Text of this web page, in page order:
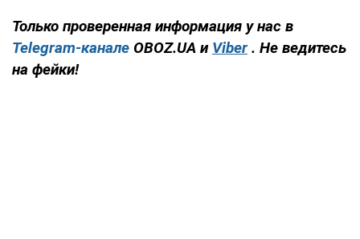
Только проверенная информация у нас в
Telegram-канале OBOZ.UA и Viber . Не ведитесь
на фейки!